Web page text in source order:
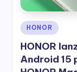
Publicado
en
HONOR
HONOR
Android 15